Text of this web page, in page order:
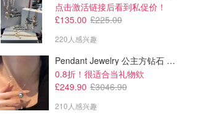
点击激活链接后看到私促价！
£135.00 £225.00
220人感兴趣
Pendant Jewelry 公主方钻石 圆形大溪地珍珠吊坠 11-12mm
0.8折！很适合当礼物欸
£249.90 £3046.90
210人感兴趣